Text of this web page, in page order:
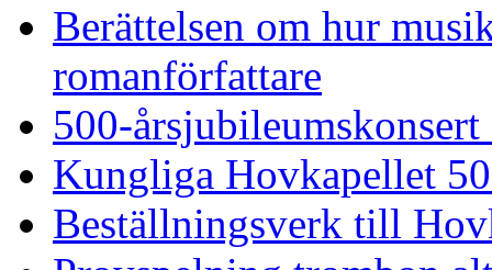
Berättelsen om hur
romanförfattare
500-
Kungliga Hovkapellet
Beställningsverk till